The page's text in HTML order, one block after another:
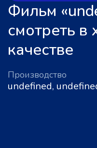
Фильм
смотреть в
качестве
Производство
undefined,